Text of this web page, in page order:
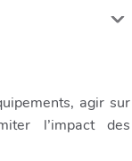
agir sur
l’impact des